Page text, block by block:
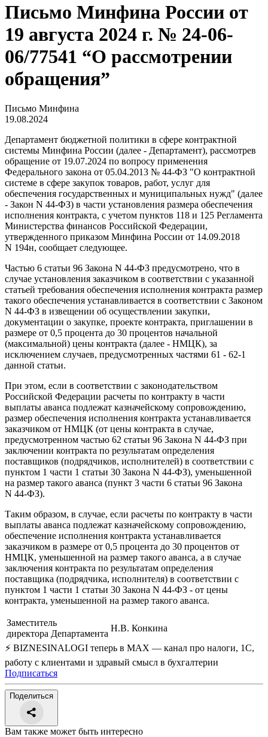
Письмо Минфина России от
19 августа 2024 г. № 24-06-
06/77541 “О рассмотрении
обращения”
Письмо Минфина
19.08.2024
Департамент бюджетной политики в сфере контрактной
системы Минфина России (далее - Департамент), рассмотрев
обращение от 19.07.2024 по вопросу применения
Федерального закона от 05.04.2013 № 44-ФЗ "О контрактной
системе в сфере закупок товаров, работ, услуг для
обеспечения государственных и муниципальных нужд" (далее
- Закон N 44-ФЗ) в части установления размера обеспечения
исполнения контракта, с учетом пунктов 118 и 125 Регламента
Министерства финансов Российской Федерации,
утвержденного приказом Минфина России от 14.09.2018
N 194н, сообщает следующее.
Частью 6 статьи 96 Закона N 44-ФЗ предусмотрено, что в
случае установления заказчиком в соответствии с указанной
статьей требования обеспечения исполнения контракта размер
такого обеспечения устанавливается в соответствии с Законом
N 44-ФЗ в извещении об осуществлении закупки,
документации о закупке, проекте контракта, приглашении в
размере от 0,5 процента до 30 процентов начальной
(максимальной) цены контракта (далее - НМЦК), за
исключением случаев, предусмотренных частями 61 - 62-1
данной статьи.
При этом, если в соответствии с законодательством
Российской Федерации расчеты по контракту в части
выплаты аванса подлежат казначейскому сопровождению,
размер обеспечения исполнения контракта устанавливается
заказчиком от НМЦК (от цены контракта в случае,
предусмотренном частью 62 статьи 96 Закона N 44-ФЗ при
заключении контракта по результатам определения
поставщиков (подрядчиков, исполнителей) в соответствии с
пунктом 1 части 1 статьи 30 Закона N 44-ФЗ), уменьшенной
на размер такого аванса (пункт 3 части 6 статьи 96 Закона
N 44-ФЗ).
Таким образом, в случае, если расчеты по контракту в части
выплаты аванса подлежат казначейскому сопровождению,
обеспечение исполнения контракта устанавливается
заказчиком в размере от 0,5 процента до 30 процентов от
НМЦК, уменьшенной на размер такого аванса, а в случае
заключения контракта по результатам определения
поставщика (подрядчика, исполнителя) в соответствии с
пунктом 1 части 1 статьи 30 Закона N 44-ФЗ - от цены
контракта, уменьшенной на размер такого аванса.
Заместитель
директора Департамента
Н.В. Конкина
⚡ BIZNESINALOGI теперь в MAX — канал про налоги, 1С,
работу с клиентами и здравый смысл в бухгалтерии
Подписаться
Поделиться
Вам также может быть интересно